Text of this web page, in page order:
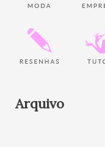
Arquivo